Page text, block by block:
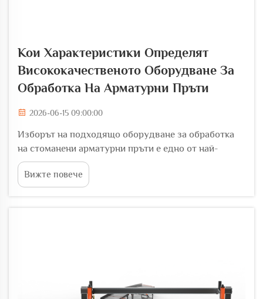
Кои Характеристики Определят
Висококачественото Оборудване За
Обработка На Арматурни Пръти
2026-06-15 09:00:00
Изборът на подходящо оборудване за обработка
на стоманени арматурни пръти е едно от най-
важните решения, които може да вземе
производствено предприятие или строителен
подизпълнител. Грешният избор води до загуба на
Вижте повече